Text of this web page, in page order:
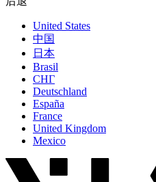
United States
中国
日本
Brasil
СНГ
Deutschland
España
France
United Kingdom
Mexico